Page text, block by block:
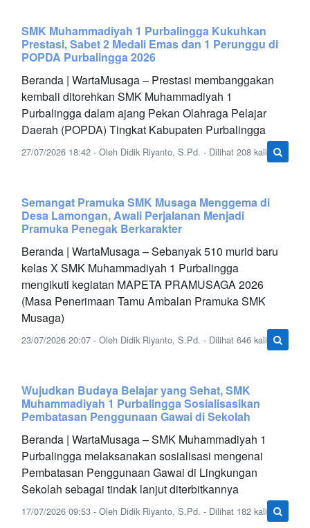
SMK Muhammadiyah 1 Purbalingga Kukuhkan
Prestasi, Sabet 2 Medali Emas dan 1 Perunggu di
POPDA Purbalingga 2026
Beranda | WartaMusaga – Prestasi membanggakan
kembali ditorehkan SMK Muhammadiyah 1
Purbalingga dalam ajang Pekan Olahraga Pelajar
Daerah (POPDA) Tingkat Kabupaten Purbalingga
27/07/2026 18:42 - Oleh Didik Riyanto, S.Pd. - Dilihat 208 kali
Semangat Pramuka SMK Musaga Menggema di
Desa Lamongan, Awali Perjalanan Menjadi
Pramuka Penegak Berkarakter
Beranda | WartaMusaga – Sebanyak 510 murid baru
kelas X SMK Muhammadiyah 1 Purbalingga
mengikuti kegiatan MAPETA PRAMUSAGA 2026
(Masa Penerimaan Tamu Ambalan Pramuka SMK
Musaga)
23/07/2026 20:07 - Oleh Didik Riyanto, S.Pd. - Dilihat 646 kali
Wujudkan Budaya Belajar yang Sehat, SMK
Muhammadiyah 1 Purbalingga Sosialisasikan
Pembatasan Penggunaan Gawai di Sekolah
Beranda | WartaMusaga – SMK Muhammadiyah 1
Purbalingga melaksanakan sosialisasi mengenai
Pembatasan Penggunaan Gawai di Lingkungan
Sekolah sebagai tindak lanjut diterbitkannya
17/07/2026 09:53 - Oleh Didik Riyanto, S.Pd. - Dilihat 182 kali